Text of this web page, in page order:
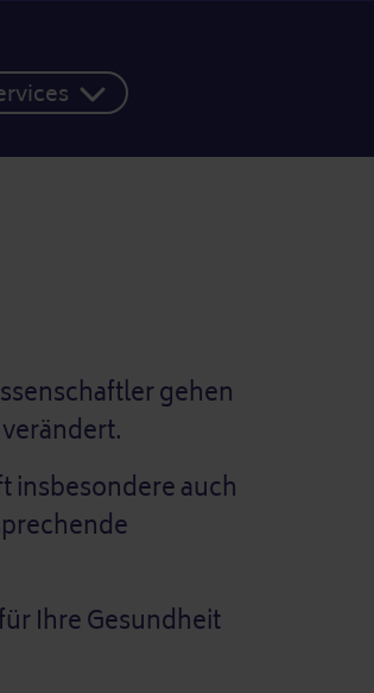
gehen
insbesondere auch
Ihre Gesundheit